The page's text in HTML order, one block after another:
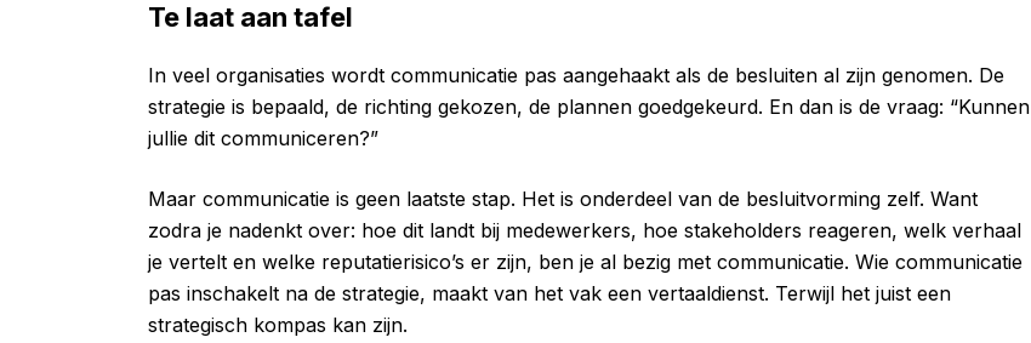
Te laat aan tafel
In veel organisaties wordt communicatie pas aangehaakt als de besluiten al zijn genomen. De
strategie is bepaald, de richting gekozen, de plannen goedgekeurd. En dan is de vraag: “Kunnen
jullie dit communiceren?”
Maar communicatie is geen laatste stap. Het is onderdeel van de besluitvorming zelf. Want
zodra je nadenkt over: hoe dit landt bij medewerkers, hoe stakeholders reageren, welk verhaal
je vertelt en welke reputatierisico’s er zijn, ben je al bezig met communicatie. Wie communicatie
pas inschakelt na de strategie, maakt van het vak een vertaaldienst. Terwijl het juist een
strategisch kompas kan zijn.